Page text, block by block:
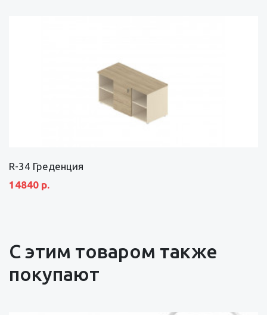
R-34 Греденция
14840 р.
С этим товаром также
покупают